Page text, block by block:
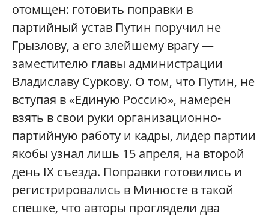
отомщен: готовить поправки в
партийный устав Путин поручил не
Грызлову, а его злейшему врагу —
заместителю главы администрации
Владиславу Суркову. О том, что Путин, не
вступая в «Единую Россию», намерен
взять в свои руки организационно-
партийную работу и кадры, лидер партии
якобы узнал лишь 15 апреля, на второй
день IX съезда. Поправки готовились и
регистрировались в Минюсте в такой
спешке, что авторы проглядели два